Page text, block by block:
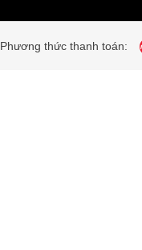
Phương thức thanh toán: